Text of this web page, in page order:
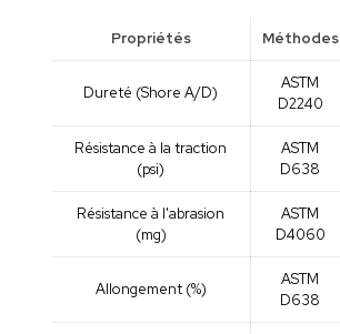
Propriétés Méthodes
Dureté (Shore A/D)
ASTM
D2240
Résistance à la traction
(psi)
ASTM
D638
Résistance à l'abrasion
(mg)
ASTM
D4060
Allongement (%)
ASTM
D638